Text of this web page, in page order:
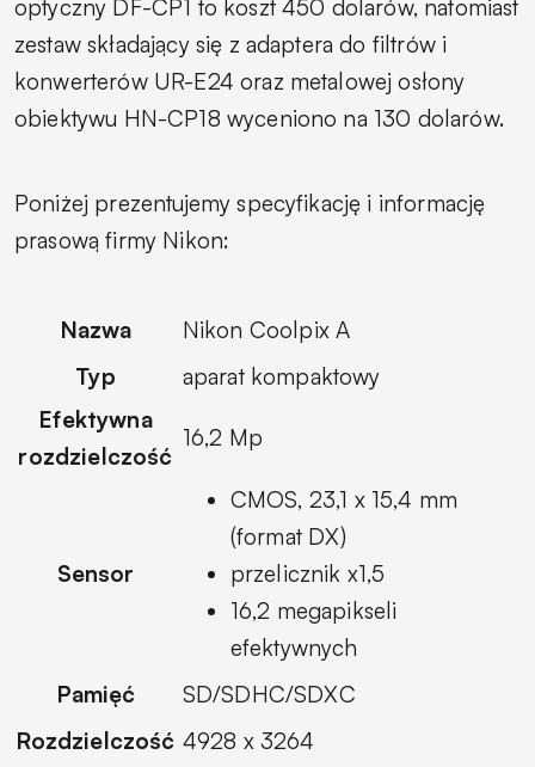
optyczny DF-CP1 to koszt 450 dolarów, natomiast
zestaw składający się z adaptera do filtrów i
konwerterów UR-E24 oraz metalowej osłony
obiektywu HN-CP18 wyceniono na 130 dolarów.
Poniżej prezentujemy specyfikację i informację
prasową firmy Nikon:
Nazwa
Nikon Coolpix A
Typ
aparat kompaktowy
Efektywna
rozdzielczość
16,2 Mp
Sensor
CMOS, 23,1 x 15,4 mm
(format DX)
przelicznik x1,5
16,2 megapikseli
efektywnych
Pamięć
SD/SDHC/SDXC
Rozdzielczość 4928 x 3264